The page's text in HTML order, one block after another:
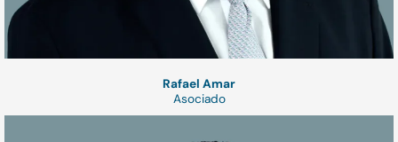
Rafael Amar
Asociado